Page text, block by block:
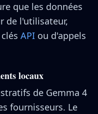
que les données
de l'utilisateur,
API ou d'appels
locaux
de Gemma 4
fournisseurs. Le